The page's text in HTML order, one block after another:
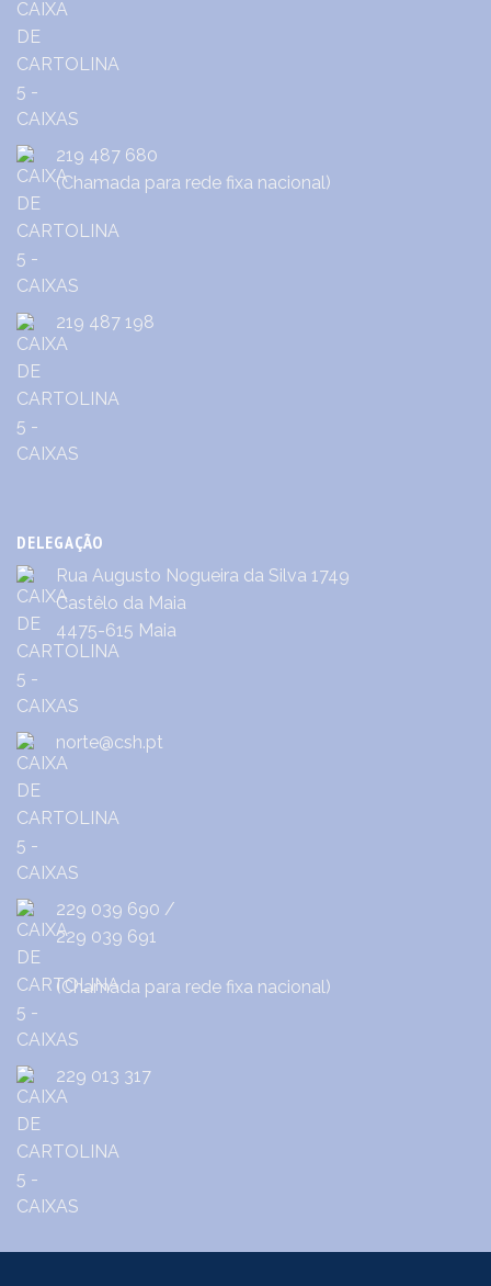
219 487 680
(Chamada para rede fixa nacional)
219 487 198
DELEGAÇÃO
Rua Augusto Nogueira da Silva 1749
Castêlo da Maia
4475-615 Maia
norte@csh.pt
229 039 690 /
229 039 691
(Chamada para rede fixa nacional)
229 013 317